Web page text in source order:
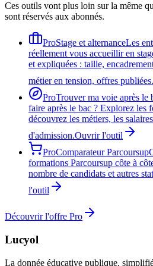
Ces outils vont plus loin sur la même
sont réservés aux abonnés.
ProStage et alternanceLes
réellement vous accueillir en
et expliquées : taille,
métier en tension, offres publiées.
ProTrouver ma voie après le
faire après le bac ? Explorez les
découvrez les métiers, les
d'admission.Ouvrir l'outil
ProComparateur Parcoursup
formations Parcoursup côte à
nombre de candidats et autres
l'outil
Découvrir l'offre Pro
Lucyol
La donnée éducative publique,